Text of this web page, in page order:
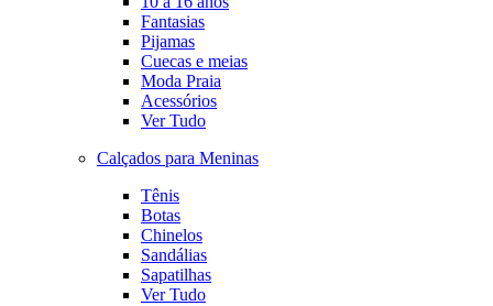
Fantasias
Pijamas
Cuecas e meias
Moda Praia
Acessórios
Ver Tudo
Calçados para Meninas
Tênis
Botas
Chinelos
Sandálias
Sapatilhas
Ver Tudo